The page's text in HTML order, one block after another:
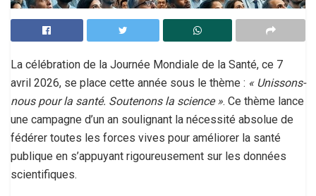
La célébration de la Journée Mondiale de la Santé, ce 7
avril 2026, se place cette année sous le thème : « Unissons-
nous pour la santé. Soutenons la science ». Ce thème lance
une campagne d’un an soulignant la nécessité absolue de
fédérer toutes les forces vives pour améliorer la santé
publique en s’appuyant rigoureusement sur les données
scientifiques.